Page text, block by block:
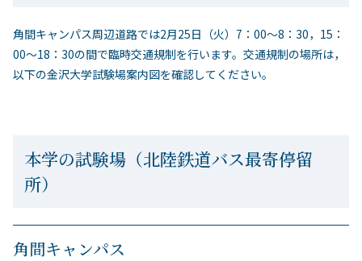
角間キャンパス周辺道路では2月25日（火）7：00～8：30，15：
00～18：30の間で臨時交通規制を行います。交通規制の場所は，
以下の金沢大学試験場案内図を確認してください。
本学の試験場（北陸鉄道バス最寄停留
所）
角間キャンパス